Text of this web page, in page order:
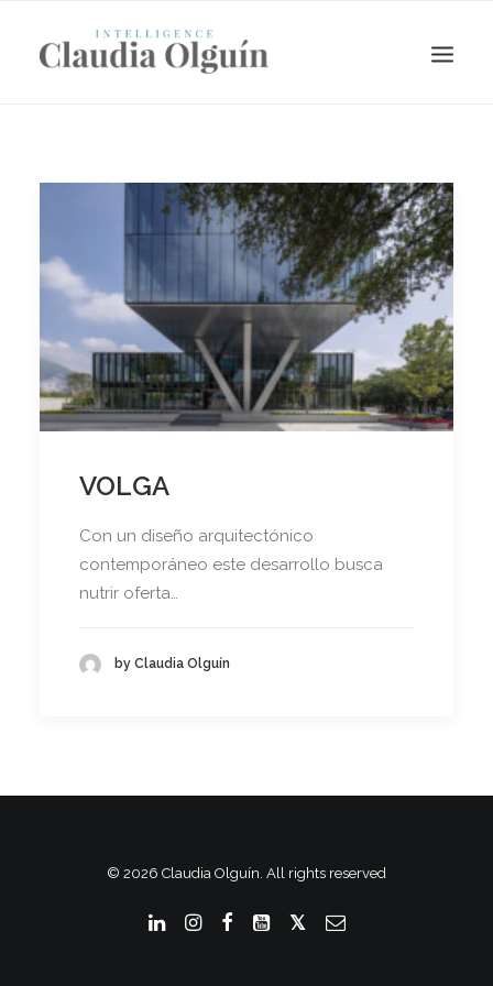
Search
VOLGA
Con un diseño arquitectónico
contemporáneo este desarrollo busca
nutrir oferta…
by Claudia Olguín
© 2026 Claudia Olguín. All rights reserved